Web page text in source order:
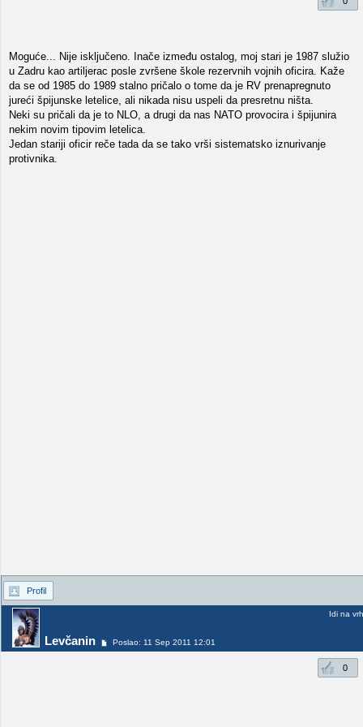
Moguće... Nije isključeno. Inače između ostalog, moj stari je 1987 služio
u Zadru kao artiljerac posle zvršene škole rezervnih vojnih oficira. Kaže
da se od 1985 do 1989 stalno pričalo o tome da je RV prenapregnuto
jureći špijunske letelice, ali nikada nisu uspeli da presretnu ništa.
Neki su pričali da je to NLO, a drugi da nas NATO provocira i špijunira
nekim novim tipovim letelica.
Jedan stariji oficir reče tada da se tako vrši sistematsko iznurivanje
protivnika.
Profil
Levčanin Poslao: 11 Sep 2011 12:01
Idi na vrh
0